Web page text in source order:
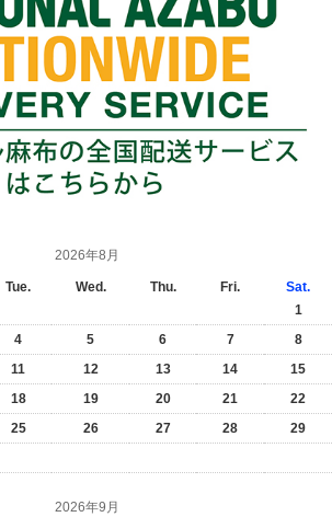
2026年8月
Tue. Wed. Thu. Fri.
Sat.
1
4 5 6 7
8
11 12 13 14
15
18 19 20 21
22
25 26 27 28
29
2026年9月